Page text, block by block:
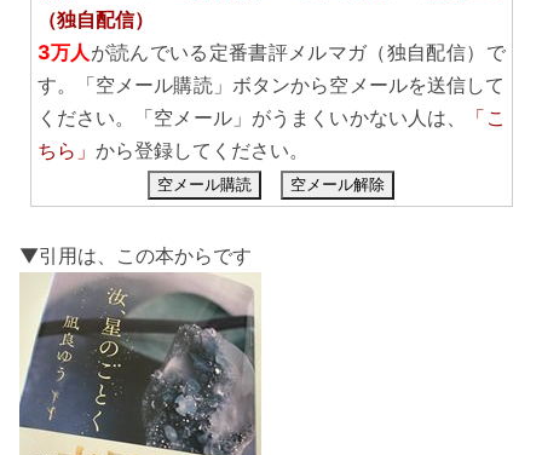
（独自配信）
3万人 が読んでいる定番書評メルマガ（独自配信）で
す。「空メール購読」ボタンから空メールを送信して
ください。「空メール」がうまくいかない人は、
「こ
ちら」 から登録してください。
空メール購読 空メール解除
▼引用は、この本からです